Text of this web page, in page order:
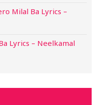
Milal Ba Lyrics –
Lyrics – Neelkamal